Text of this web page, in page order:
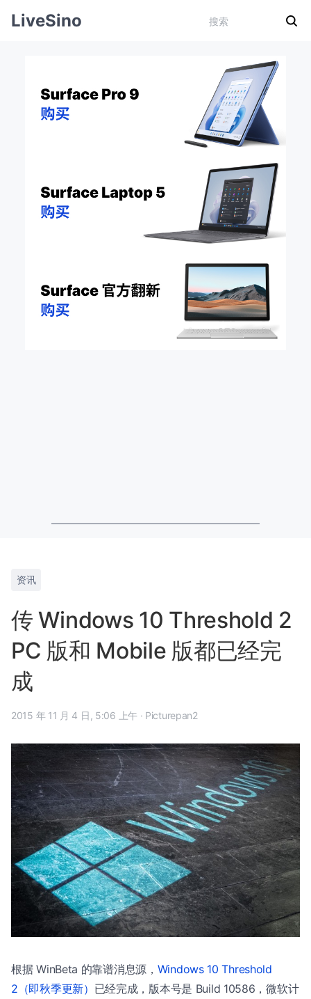
LiveSino
资讯
传 Windows 10 Threshold 2
PC 版和 Mobile 版都已经完
成
2015 年 11 月 4 日, 5:06 上午 · Picturepan2
根据 WinBeta 的靠谱消息源， Windows 10 Threshold
2（即秋季更新） 已经完成，版本号是 Build 10586，微软计